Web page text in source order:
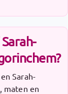
Sarah-
maten en